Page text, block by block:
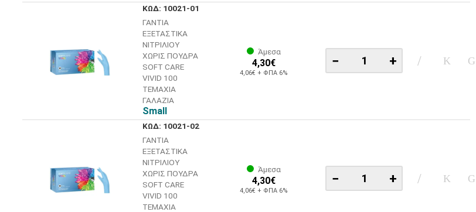
ΚΩΔ: 10021-01
ΓΑΝΤΙΑ
ΕΞΕΤΑΣΤΙΚΑ
ΝΙΤΡΙΛΙΟΥ
ΧΩΡΙΣ ΠΟΥΔΡΑ
SOFT CARE
VIVID 100
ΤΕΜΑΧΙΑ
ΓΑΛΑΖΙΑ
Small
Άμεσα
4,30€
4,06€ + ΦΠΑ 6%
− +
ΚΩΔ: 10021-02
ΓΑΝΤΙΑ
ΕΞΕΤΑΣΤΙΚΑ
ΝΙΤΡΙΛΙΟΥ
ΧΩΡΙΣ ΠΟΥΔΡΑ
SOFT CARE
VIVID 100
ΤΕΜΑΧΙΑ
Άμεσα
4,30€
4,06€ + ΦΠΑ 6%
− +